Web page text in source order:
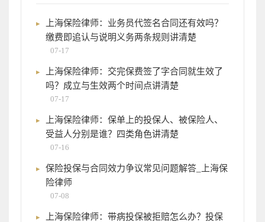
上海保险律师：业务员代签名合同还有效吗？
缴费即追认与说明义务两条规则讲清楚
07-17
上海保险律师：交完保费签了字合同就生效了
吗？成立与生效两个时间点讲清楚
07-17
上海保险律师：保单上的投保人、被保险人、
受益人分别是谁？四类角色讲清楚
07-16
保险投保与合同效力争议常见问题解答_上海保
险律师
07-08
上海保险律师：带病投保被拒赔怎么办？投保